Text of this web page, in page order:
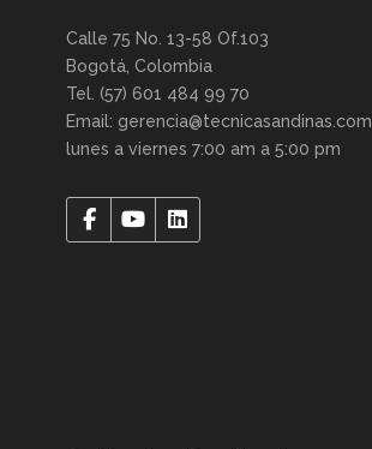
Calle 75 No. 13-58 Of.103
Bogotá, Colombia
Tel. (57) 601 484 99 70
Email: gerencia@tecnicasandinas.com
lunes a viernes 7:00 am a 5:00 pm